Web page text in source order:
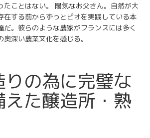
ことはない。
陽気なお父さん。自然が大
在する前からずっとビオを実践している本
だ。彼らのような農家がフランスには多く
深い農業文化を感じる。
りの為に完璧な
えた醸造所・熟